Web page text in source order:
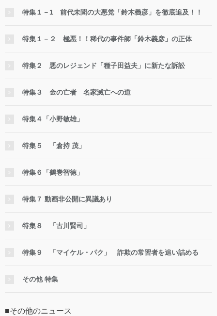
特集１－1 前代未聞の大悪党「鈴木義彦」を徹底追及！！
特集１－２ 極悪！！稀代の事件師「鈴木義彦」の正体
特集２ 悪のレジェンド「種子田益夫」に新たな訴訟
特集３ 金の亡者 名家滅亡への道
特集４「小野敏雄」
特集５ 「倉持 茂」
特集６「鶴巻智徳」
特集７ 動画非公開に異議あり
特集８ 「古川賢司」
特集９ 「マイケル・パク」 詐欺の常習者を追い詰める
その他 特集
■その他のニュース